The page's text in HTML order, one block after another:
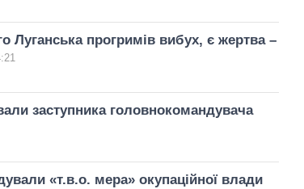
Луганська прогримів вибух, є жертва –
заступника головнокомандувача
«т.в.о. мера» окупаційної влади